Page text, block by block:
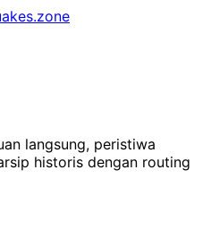
langsung, peristiwa
historis dengan routing